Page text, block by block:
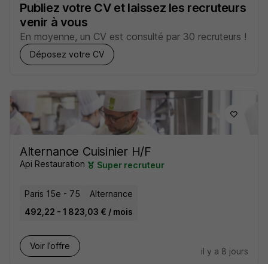
Publiez votre CV et laissez les recruteurs
venir à vous
En moyenne, un CV est consulté par 30 recruteurs !
Déposez votre CV
Alternance Cuisinier H/F
Api Restauration Super recruteur
Paris 15e - 75
Alternance
492,22 - 1 823,03 € / mois
Voir l’offre
il y a 8 jours